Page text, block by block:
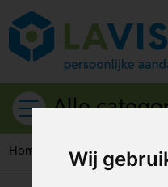
Wij
Alle
Home Giveaways